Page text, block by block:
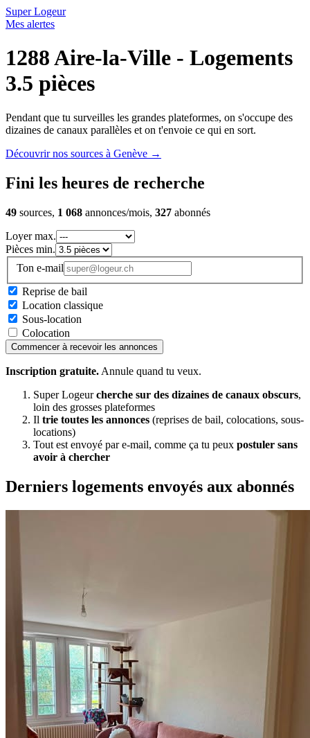
Super Logeur
Mes alertes
1288 Aire-la-Ville - Logements
3.5 pièces
Pendant que tu surveilles les grandes plateformes, on s'occupe des
dizaines de canaux parallèles et on t'envoie ce qui en sort.
Découvrir nos sources à Genève →
Fini les heures de recherche
49 sources, 1 068 annonces/mois, 327 abonnés
Loyer max.
Pièces min.
Ton e-mail
Reprise de bail
Location classique
Sous-location
Colocation
Commencer à recevoir les annonces
Inscription gratuite. Annule quand tu veux.
Super Logeurcherche sur des dizaines de canaux obscurs,
loin des grosses plateformes
Il trie toutes les annonces (reprises de bail, colocations, sous-
locations)
Tout est envoyé par e-mail, comme ça tu peux postuler sans
avoir à chercher
Derniers logements envoyés aux abonnés